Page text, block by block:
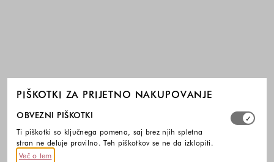
PIŠKOTKI ZA PRIJETNO NAKUPOVANJE
Izberite, katere skupine piškotkov dovolite. Obvezni
OBVEZNI PIŠKOTKI
Ti piškotki so ključnega pomena, saj brez njih spletna
stran ne deluje pravilno. Teh piškotkov se ne da izklopiti.
Več o tem